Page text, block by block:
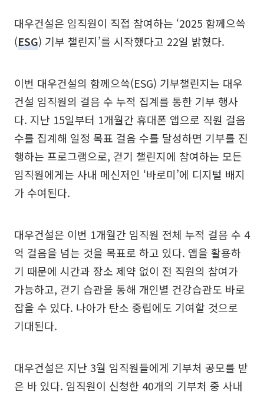
대우건설은 임직원이 직접 참여하는 ‘2025 함께으쓱
(ESG) 기부 챌린지’를 시작했다고 22일 밝혔다.
이번 대우건설의 함께으쓱(ESG) 기부챌린지는 대우
건설 임직원의 걸음 수 누적 집계를 통한 기부 행사
다. 지난 15일부터 1개월간 휴대폰 앱으로 직원 걸음
수를 집계해 일정 목표 걸음 수를 달성하면 기부를 진
행하는 프로그램으로, 걷기 챌린지에 참여하는 모든
임직원에게는 사내 메신저인 ‘바로미’에 디지털 배지
가 수여된다.
대우건설은 이번 1개월간 임직원 전체 누적 걸음 수 4
억 걸음을 넘는 것을 목표로 하고 있다. 앱을 활용하
기 때문에 시간과 장소 제약 없이 전 직원의 참여가
가능하고, 걷기 습관을 통해 개인별 건강습관도 바로
잡을 수 있다. 나아가 탄소 중립에도 기여할 것으로
기대된다.
대우건설은 지난 3월 임직원들에게 기부처 공모를 받
은 바 있다. 임직원이 신청한 40개의 기부처 중 사내